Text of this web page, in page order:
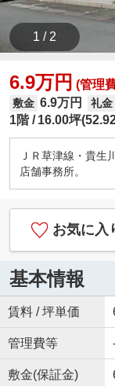
1 / 2
6.9万円 (管理
敷金 6.9万円 礼金
1階
16.00坪
ＪＲ草津線・貴生
店舗事務所。
お気に入
基本情報
賃料 / 坪単価
管理費等
敷金(保証金)